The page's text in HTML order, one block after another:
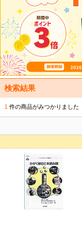
検索結果
1 件の商品がみつかりました